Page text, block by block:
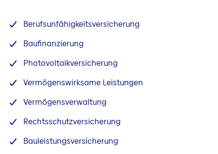
Berufsunfähigkeitsversicherung
Baufinanzierung
Photovoltaikversicherung
Vermögenswirksame Leistungen
Vermögensverwaltung
Rechtsschutzversicherung
Bauleistungsversicherung